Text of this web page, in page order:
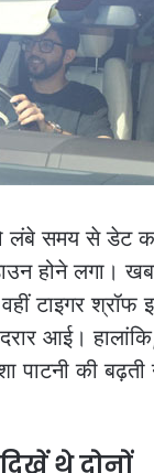
लंबे समय से डेट
होने लगा।
टाइगर श्रॉफ
आई।
की बढ़ती
थे दोनों